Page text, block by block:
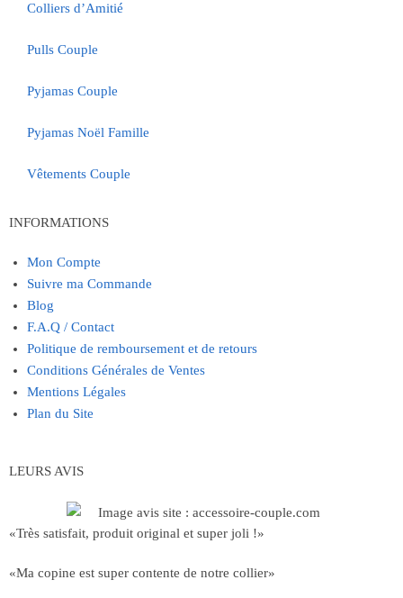
Colliers d’Amitié
Pulls Couple
Pyjamas Couple
Pyjamas Noël Famille
Vêtements Couple
INFORMATIONS
Mon Compte
Suivre ma Commande
Blog
F.A.Q / Contact
Politique de remboursement et de retours
Conditions Générales de Ventes
Mentions Légales
Plan du Site
LEURS AVIS
«Très satisfait, produit original et super joli !»
«Ma copine est super contente de notre collier»